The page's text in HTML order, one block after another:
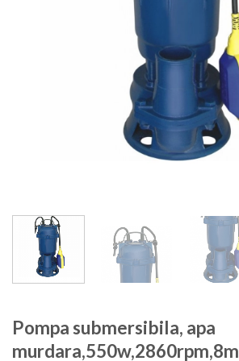
Pompa submersibila, apa
murdara,550w,2860rpm,8m